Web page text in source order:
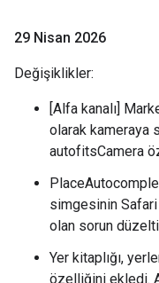
29 Nisan 2026
Değişiklikler:
[Alfa kanalı]
olarak kameraya
autofitsCamera
simgesinin Safari
olan sorun
Yer kitaplığı,
özelliğini ekledi.